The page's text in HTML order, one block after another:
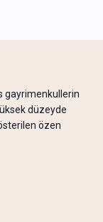
gayrimenkullerin
düzeyde
özen